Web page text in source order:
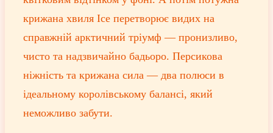
крижана хвиля Ice перетворює видих на
справжній арктичний тріумф — пронизливо,
чисто та надзвичайно бадьоро. Персикова
ніжність та крижана сила — два полюси в
ідеальному королівському балансі, який
неможливо забути.